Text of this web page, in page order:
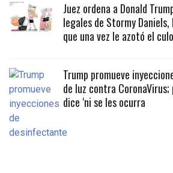
Juez ordena a Donald
legales de Stormy
que una vez le azotó el
Trump promueve
de luz contra
dice ‘ni se les ocurra